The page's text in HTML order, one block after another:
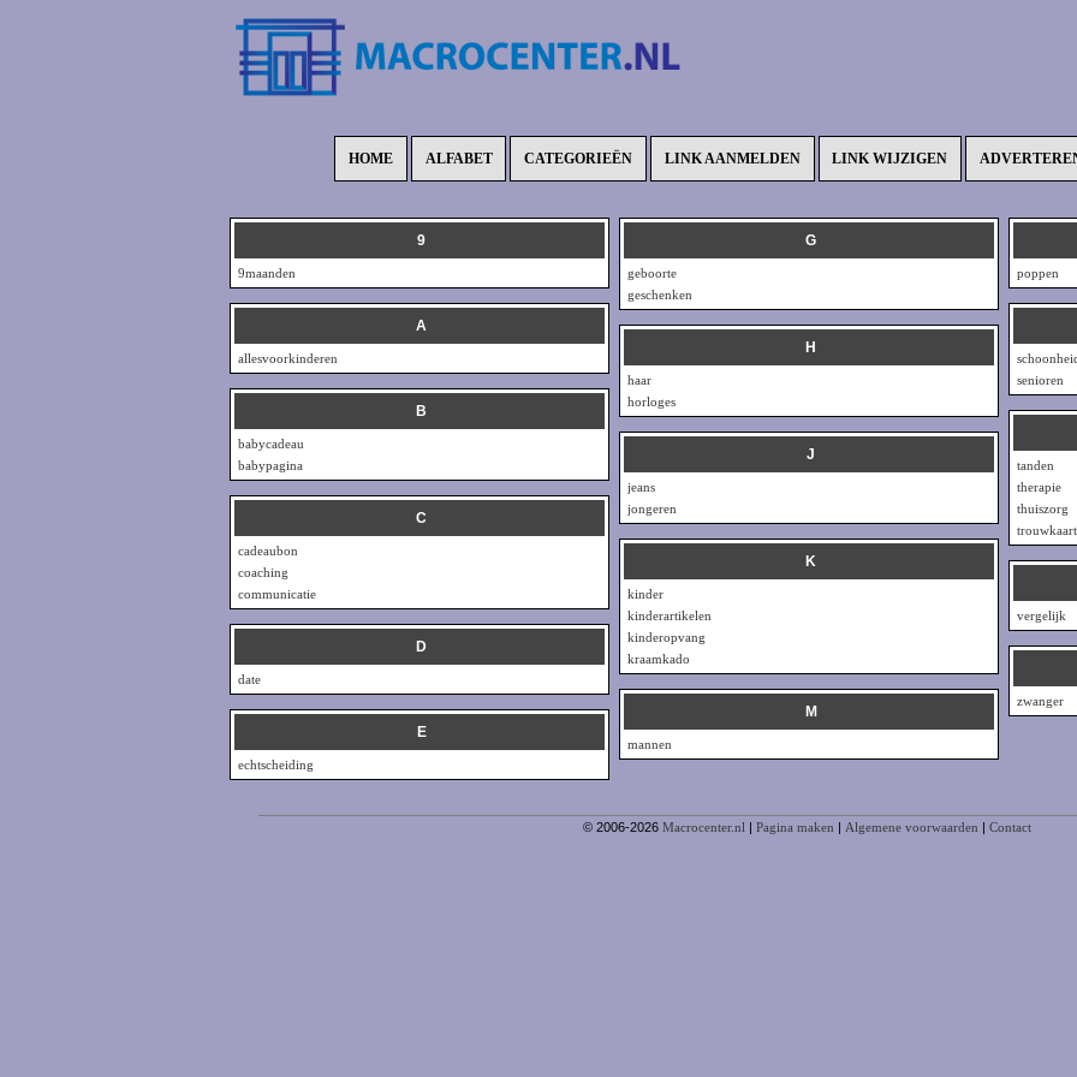
HOME ALFABET CATEGORIEËN LINK AANMELDEN LINK WIJZIGEN
9
9maanden
A
allesvoorkinderen
B
babycadeau
babypagina
C
cadeaubon
coaching
communicatie
D
date
E
echtscheiding
G
geboorte
geschenken
H
haar
horloges
J
jeans
jongeren
K
kinder
kinderartikelen
kinderopvang
kraamkado
M
mannen
poppen
senioren
tanden
therapie
thuiszorg
vergelijk
zwanger
© 2006-2026Macrocenter.nl |Pagina maken | Algemene voorwaarden |Contact